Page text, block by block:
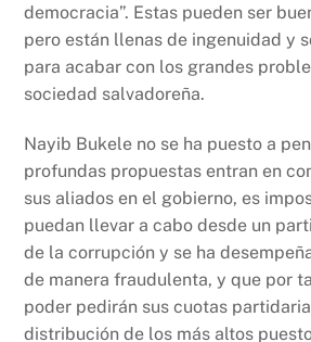
democracia”. Estas pueden ser
pero están llenas de ingenuidad y
para acabar con los grandes
sociedad salvadoreña.
Nayib Bukele no se ha puesto a
profundas propuestas entran en
sus aliados en el gobierno, es
puedan llevar a cabo desde un
de la corrupción y se ha
de manera fraudulenta, y que por
poder pedirán sus cuotas
distribución de los más altos